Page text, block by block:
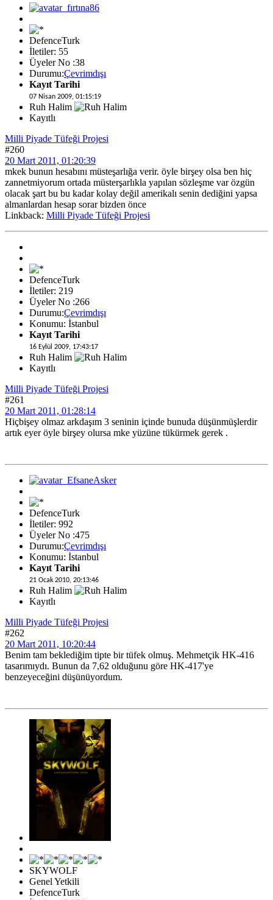
DefenceTurk
İletiler: 55
Üyeler No :38
Durumu:Çevrimdışı
Kayıt Tarihi
07 Nisan 2009, 01:15:19
Ruh Halim
Kayıtlı
Milli Piyade Tüfeği Projesi
#260
20 Mart 2011, 01:20:39
mkek bunun hesabını müsteşarlığa verir. öyle birşey olsa ben hiç
zannetmiyorum ortada müsterşarlıkla yapılan sözleşme var özgün
olacak şart bu bu kadar kolay değil amerikalı senin dediğini yapsa
almanlardan hesap sorar bizden önce
Linkback: Milli Piyade Tüfeği Projesi
DefenceTurk
İletiler: 219
Üyeler No :266
Durumu:Çevrimdışı
Konumu: İstanbul
Kayıt Tarihi
16 Eylül 2009, 17:43:17
Ruh Halim
Kayıtlı
Milli Piyade Tüfeği Projesi
#261
20 Mart 2011, 01:28:14
Hiçbişey olmaz arkdaşım 3 seninin içinde bunuda düşünmüşlerdir
artık eyer öyle birşey olursa mke yüzüne tükürmek gerek .
DefenceTurk
İletiler: 992
Üyeler No :475
Durumu:Çevrimdışı
Konumu: İstanbul
Kayıt Tarihi
21 Ocak 2010, 20:13:46
Ruh Halim
Kayıtlı
Milli Piyade Tüfeği Projesi
#262
20 Mart 2011, 10:20:44
Benim tam beklediğim tipte bir tüfek olmuş. Mehmetçik HK-416
tasarımıydı. Bunun da 7,62 olduğunu göre HK-417'ye
benzeyeceğini düşünüyordum.
SKYWOLF
Genel Yetkili
DefenceTurk